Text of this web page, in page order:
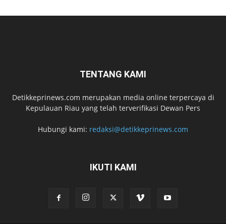
TENTANG KAMI
Detikkeprinews.com merupakan media online terpercaya di
Kepulauan Riau yang telah terverifikasi Dewan Pers
Hubungi kami: redaksi@detikkeprinews.com
IKUTI KAMI